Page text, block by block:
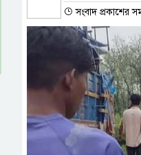
সংবাদ প্রকাশের